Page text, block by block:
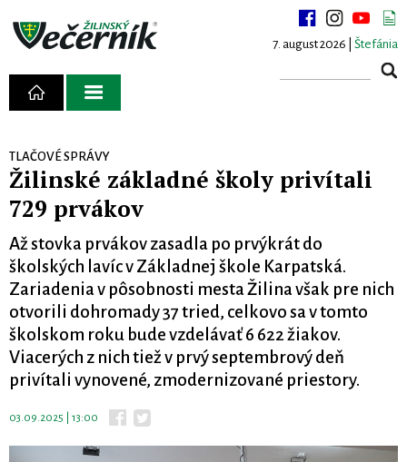
7. august 2026 | Štefánia
TLAČOVÉ SPRÁVY
Žilinské základné školy privítali
729 prvákov
Až stovka prvákov zasadla po prvýkrát do
školských lavíc v Základnej škole Karpatská.
Zariadenia v pôsobnosti mesta Žilina však pre nich
otvorili dohromady 37 tried, celkovo sa v tomto
školskom roku bude vzdelávať 6 622 žiakov.
Viacerých z nich tiež v prvý septembrový deň
privítali vynovené, zmodernizované priestory.
03.09.2025 | 13:00